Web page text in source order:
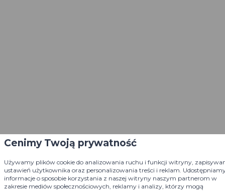
Cenimy Twoją prywatność
Używamy plików cookie do analizowania ruchu i funkcji witryny,
ustawień użytkownika oraz personalizowania treści i reklam.
informacje o sposobie korzystania z naszej witryny naszym partnerom w
zakresie mediów społecznościowych, reklamy i analizy, którzy mogą